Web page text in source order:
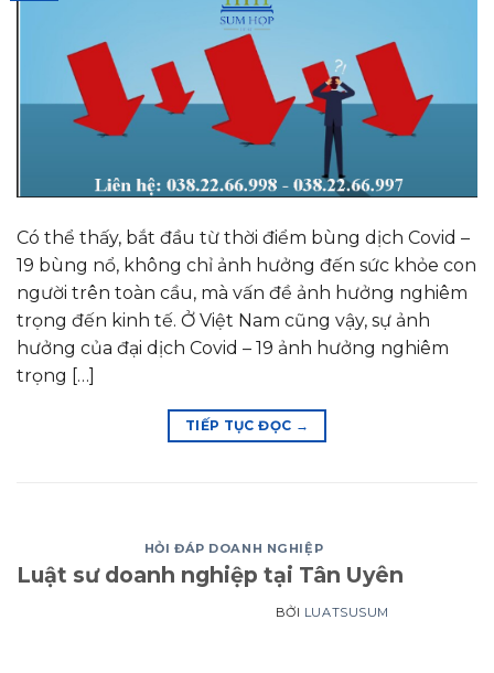
Có thể thấy, bắt đầu từ thời điểm bùng dịch Covid –
19 bùng nổ, không chỉ ảnh hưởng đến sức khỏe con
người trên toàn cầu, mà vấn đề ảnh hưởng nghiêm
trọng đến kinh tế. Ở Việt Nam cũng vậy, sự ảnh
hưởng của đại dịch Covid – 19 ảnh hưởng nghiêm
trọng […]
TIẾP TỤC ĐỌC →
HỎI ĐÁP DOANH NGHIỆP
Luật sư doanh nghiệp tại Tân Uyên
BỞI LUATSUSUM